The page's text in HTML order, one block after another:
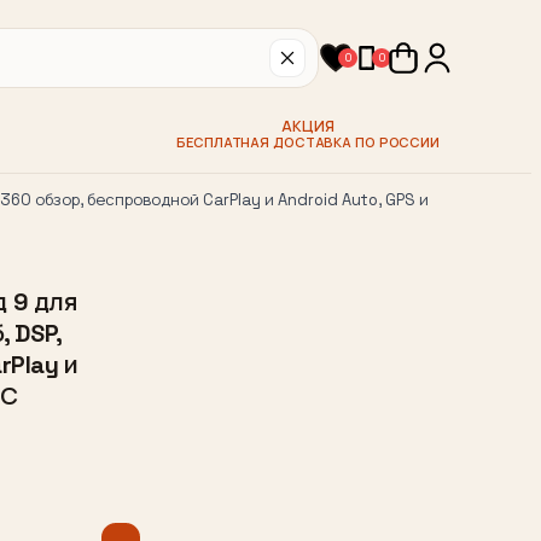
0 0
АКЦИЯ
БЕСПЛАТНАЯ ДОСТАВКА ПО РОССИИ
обзор, беспроводной CarPlay и Android Auto, GPS и
9 для
DSP,
и